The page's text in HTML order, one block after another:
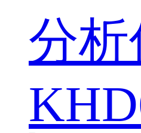
分析